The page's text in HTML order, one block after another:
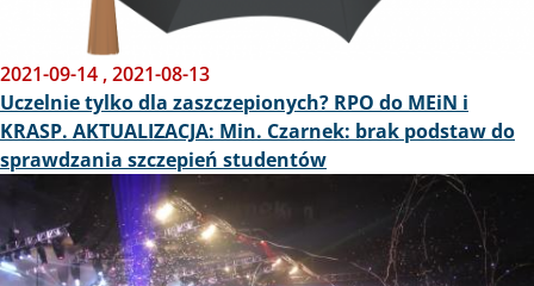
2021-09-14 ,2021-08-13
Uczelnie tylko dla zaszczepionych? RPO do MEiN i
KRASP. AKTUALIZACJA: Min. Czarnek: brak podstaw do
sprawdzania szczepień studentów